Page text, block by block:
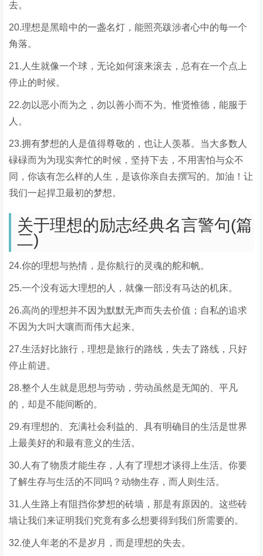
去。
20.理想是黑暗中的一盏名灯，能照亮跋涉者心中的每一个
角落。
21.人生就像一个球，无论如何滚来滚去，总有在一个点上
停止的时候。
22.勿以恶小而为之，勿以善小而不为。惟贤惟德，能服于
人。
23.拥有梦想的人是值得尊敬的，也让人羡慕。当大多数人
碌碌而为为现实奔忙的时候，坚持下去，不用害怕与众不
同，你该有怎么样的人生，是该你亲自去撰写的。加油！让
我们一起捍卫最初的梦想。
关于理想的励志经典名言警句(篇
二)
24.你的理想与热情，是你航行的灵魂的舵和帆。
25.一个没有远大理想的人，就像一部没有马达的机床。
26.高尚的理想并不因为默默无声而失去价值；自私的追求
不因为大叫大嚷而而伟大起来。
27.生活好比旅行，理想是旅行的路线，失去了路线，只好
停止前进。
28.整个人生就是思想与劳动，劳动虽然是无闻的、平凡
的，却是不能间断的。
29.有理想的、充满社会利益的、具有明确目的生活是世界
上最美好的和最有意义的生活。
30.人有了物质才能生存，人有了理想才谈得上生活。你要
了解生存与生活的不同吗？动物生存，而人则生活。
31.人生路上有阻挡你梦想的砖墙，那是有原因的。这些砖
墙让我们来证明我们究竟有多么想要得到我们所需要的。
32.使人年老的不是岁月，而是理想的失去。